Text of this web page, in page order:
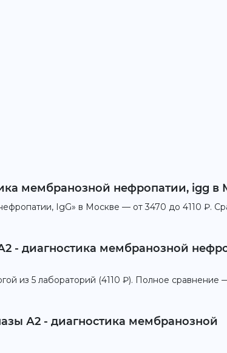
мембранозной нефропатии, igg в
IgG» в Москве — от 3470 до 4110 ₽.
- диагностика мембранозной
из 5 лабораторий (4110 ₽). Полное сравнение
А2 - диагностика мембранозной